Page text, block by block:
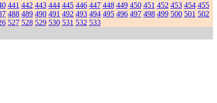
441 442 443 444 445 446 447 448 449 450 451 452 453 454 455
488 489 490 491 492 493 494 495 496 497 498 499 500 501 502
527 528 529 530 531 532 533